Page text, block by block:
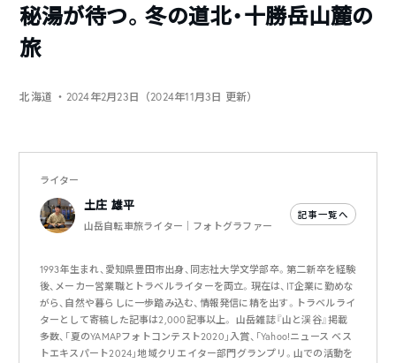
秘湯が待つ。冬の道北・十勝岳山麓の
旅
北海道 ・2024年2月23日（2024年11月3日 更新）
ライター
土庄 雄平
山岳自転車旅ライター｜フォトグラファー
記事一覧へ
1993年生まれ、愛知県豊田市出身、同志社大学文学部卒。第二新卒を経験
後、メーカー営業職とトラベルライターを両立。現在は、IT企業に勤めな
がら、自然や暮らしに一歩踏み込む、情報発信に精を出す。トラベルライ
ターとして寄稿した記事は2,000記事以上。 山岳雑誌『山と渓谷』掲載
多数、「夏のYAMAPフォトコンテスト2020」入賞、「Yahoo!ニュース ベス
トエキスパート2024」地域クリエイター部門グランプリ。山での活動を